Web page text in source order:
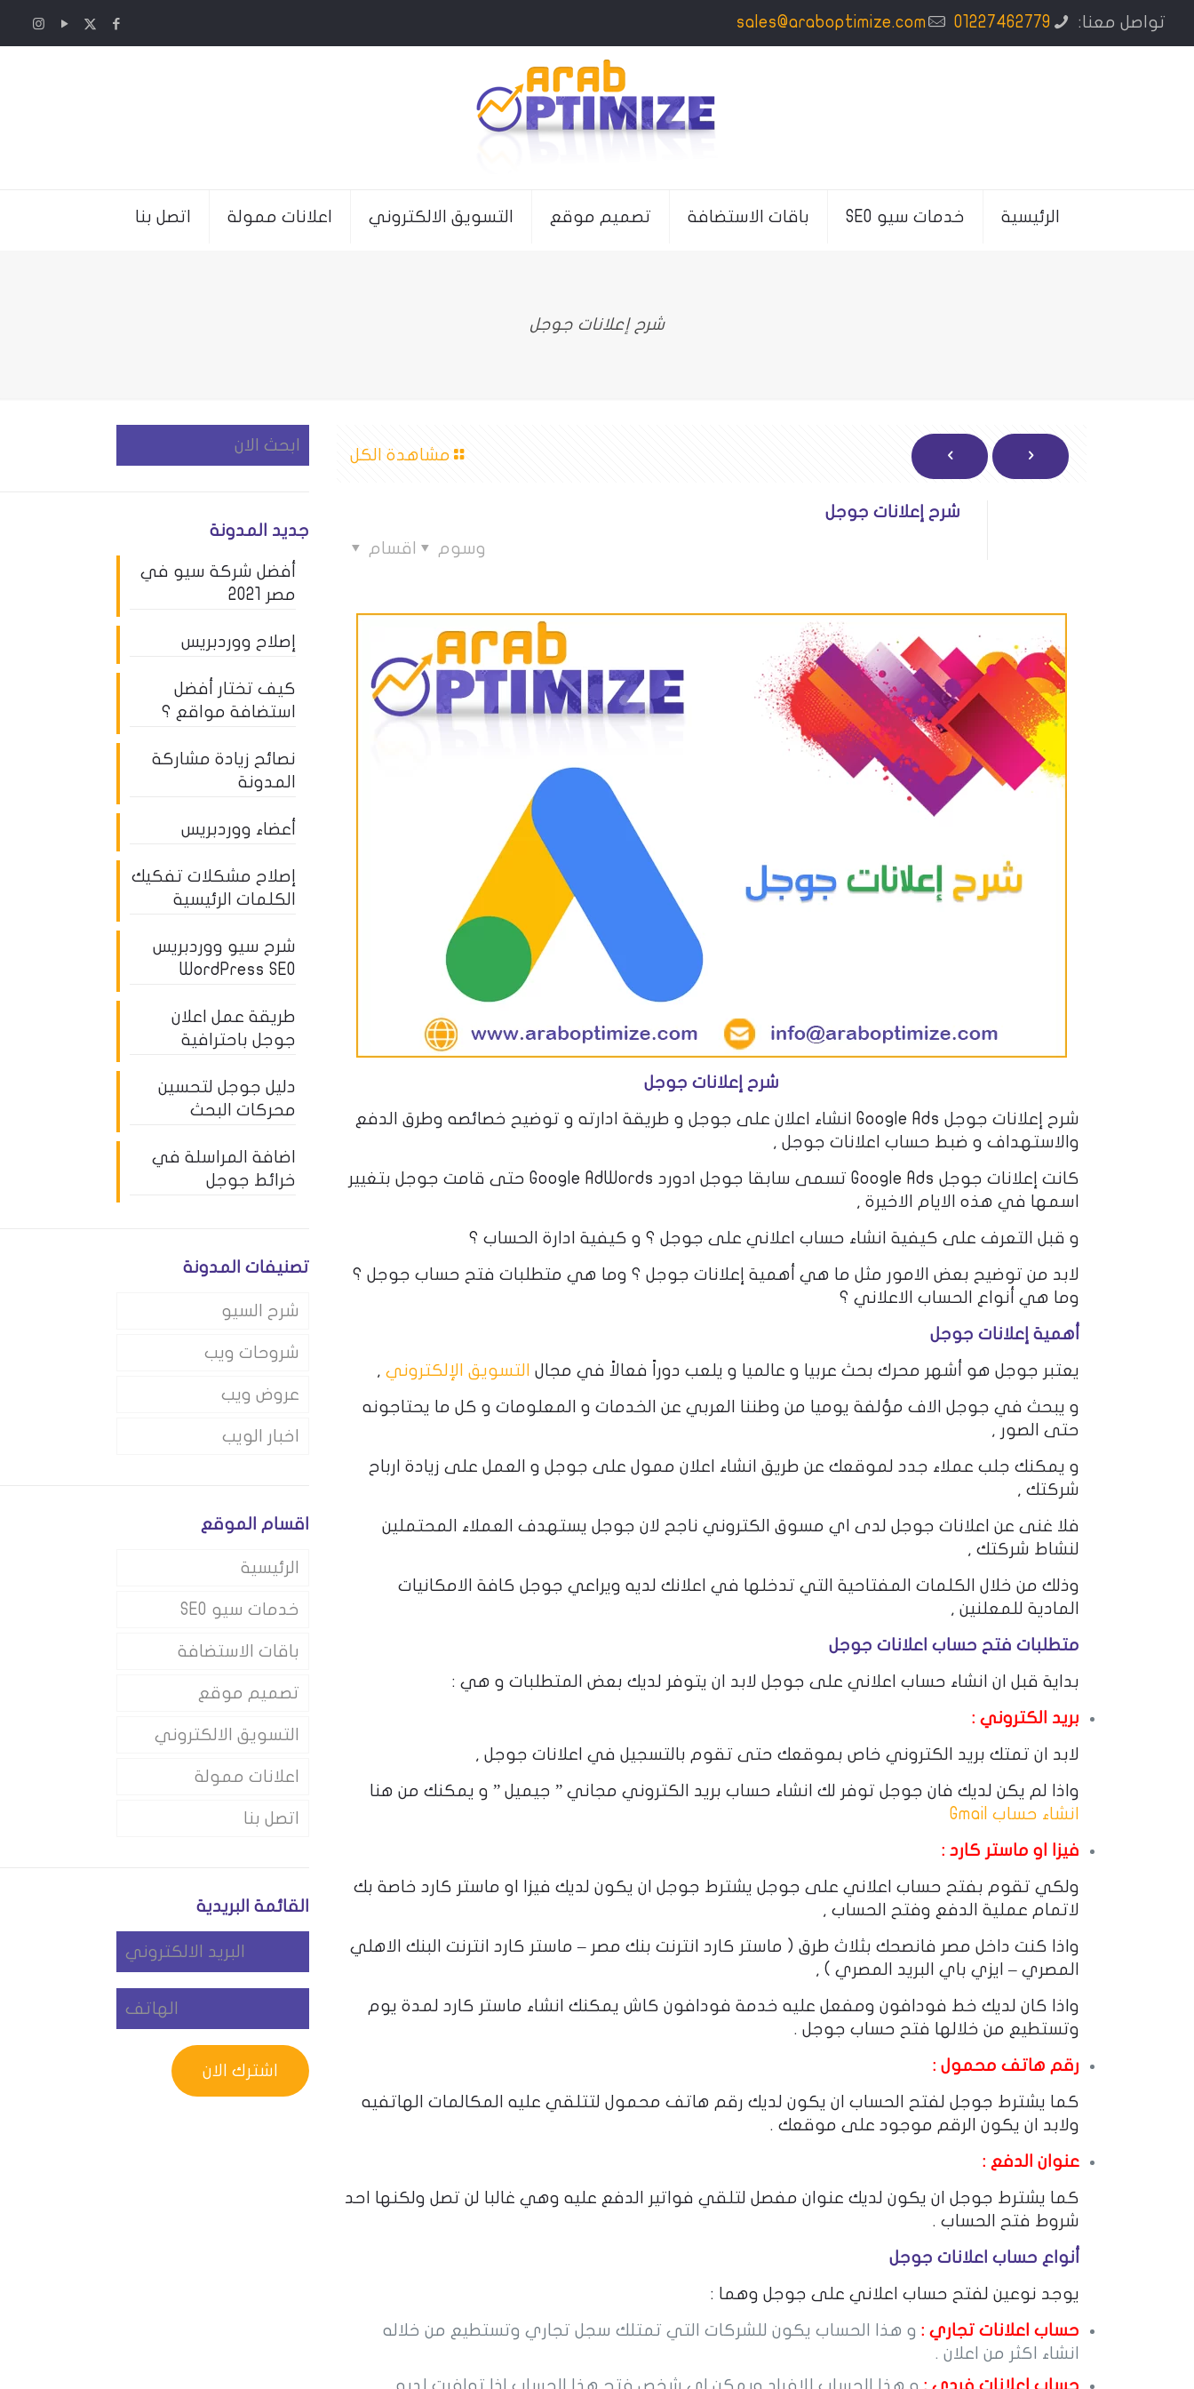
تواصل معنا: 01227462779
sales@araboptimize.com
الرئيسية خدمات سيو SEO باقات الاستضافة تصميم موقع التسويق الالكتروني اعلانات ممولة اتصل بنا
شرح إعلانات جوجل
مشاهدة الكل
شرح إعلانات جوجل
اقسام وسوم
شرح إعلانات جوجل
شرح إعلانات جوجل Google Ads انشاء اعلان على جوجل و طريقة ادارته و توضيح خصائصه وطرق الدفع
والاستهداف و ضبط حساب اعلانات جوجل ,
كانت إعلانات جوجل Google Ads تسمى سابقا جوجل ادورد Google AdWords حتى قامت جوجل بتغيير
اسمها في هذه الايام الاخيرة ,
و قبل التعرف على كيفية انشاء حساب اعلاني على جوجل ؟ و كيفية ادارة الحساب ؟
لابد من توضيح بعض الامور مثل ما هي أهمية إعلانات جوجل ؟ وما هي متطلبات فتح حساب جوجل ؟
وما هي أنواع الحساب الاعلاني ؟
أهمية إعلانات جوجل
يعتبر جوجل هو أشهر محرك بحث عربيا و عالميا و يلعب دوراً فعالاً في مجال التسويق الإلكتروني ,
و يبحث في جوجل الاف مؤلفة يوميا من وطننا العربي عن الخدمات و المعلومات و كل ما يحتاجونه
حتى الصور ,
و يمكنك جلب عملاء جدد لموقعك عن طريق انشاء اعلان ممول على جوجل و العمل على زيادة ارباح
شركتك ,
فلا غنى عن اعلانات جوجل لدى اي مسوق الكتروني ناجح لان جوجل يستهدف العملاء المحتملين
لنشاط شركتك ,
وذلك من خلال الكلمات المفتاحية التي تدخلها في اعلانك لديه ويراعي جوجل كافة الامكانيات
المادية للمعلنين ,
متطلبات فتح حساب اعلانات جوجل
بداية قبل ان انشاء حساب اعلاني على جوجل لابد ان يتوفر لديك بعض المتطلبات و هي :
بريد الكتروني :
لابد ان تمتك بريد الكتروني خاص بموقعك حتى تقوم بالتسجيل في اعلانات جوجل ,
واذا لم يكن لديك فان جوجل توفر لك انشاء حساب بريد الكتروني مجاني ” جيميل ” و يمكنك من هنا
انشاء حساب Gmail
فيزا او ماستر كارد :
ولكي تقوم بفتح حساب اعلاني على جوجل يشترط جوجل ان يكون لديك فيزا او ماستر كارد خاصة بك
لاتمام عملية الدفع وفتح الحساب ,
واذا كنت داخل مصر فانصحك بثلاث طرق ( ماستر كارد انترنت بنك مصر – ماستر كارد انترنت البنك الاهلي
المصري – ايزي باي البريد المصري ) ,
واذا كان لديك خط فودافون ومفعل عليه خدمة فودافون كاش يمكنك انشاء ماستر كارد لمدة يوم
وتستطيع من خلالها فتح حساب جوجل .
رقم هاتف محمول :
كما يشترط جوجل لفتح الحساب ان يكون لديك رقم هاتف محمول لتتلقي عليه المكالمات الهاتفيه
ولابد ان يكون الرقم موجود على موقعك .
عنوان الدفع :
كما يشترط جوجل ان يكون لديك عنوان مفصل لتلقي فواتير الدفع عليه وهي غالبا لن تصل ولكنها احد
شروط فتح الحساب .
أنواع حساب اعلانات جوجل
يوجد نوعين لفتح حساب اعلاني على جوجل وهما :
حساب اعلانات تجاري : و هذا الحساب يكون للشركات التي تمتلك سجل تجاري وتستطيع من خلاله
انشاء اكثر من اعلان .
حساب اعلانات فردي : و هذا الحساب للافراد ويمكن اي شخص فتح هذا الحساب اذا توافرت لديه
جديد المدونة
أفضل شركة سيو في
مصر 2021
إصلاح ووردبريس
كيف تختار أفضل
استضافة مواقع ؟
نصائح زيادة مشاركة
المدونة
أعضاء ووردبريس
إصلاح مشكلات تفكيك
الكلمات الرئيسية
شرح سيو ووردبريس
WordPress SEO
طريقة عمل اعلان
جوجل باحترافية
دليل جوجل لتحسين
محركات البحث
اضافة المراسلة في
خرائط جوجل
تصنيفات المدونة
شرح السيو
شروحات ويب
عروض ويب
اخبار الويب
اقسام الموقع
الرئيسية
خدمات سيو SEO
باقات الاستضافة
تصميم موقع
التسويق الالكتروني
اعلانات ممولة
اتصل بنا
القائمة البريدية